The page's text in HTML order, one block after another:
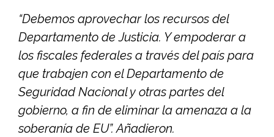
“Debemos aprovechar los recursos del
Departamento de Justicia. Y empoderar a
los fiscales federales a través del país para
que trabajen con el Departamento de
Seguridad Nacional y otras partes del
gobierno, a fin de eliminar la amenaza a la
soberanía de EU”. Añadieron.